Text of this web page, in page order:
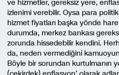
ve hizmetler, gereksiz yere,
izlenimi verebilir. Oysa para
hizmet fiyatları başka yönde
durumda, merkez bankası
zorunda hissedebilir kendini.
da, neden vermediğini
Böyle bir sorundan kurtulmanın